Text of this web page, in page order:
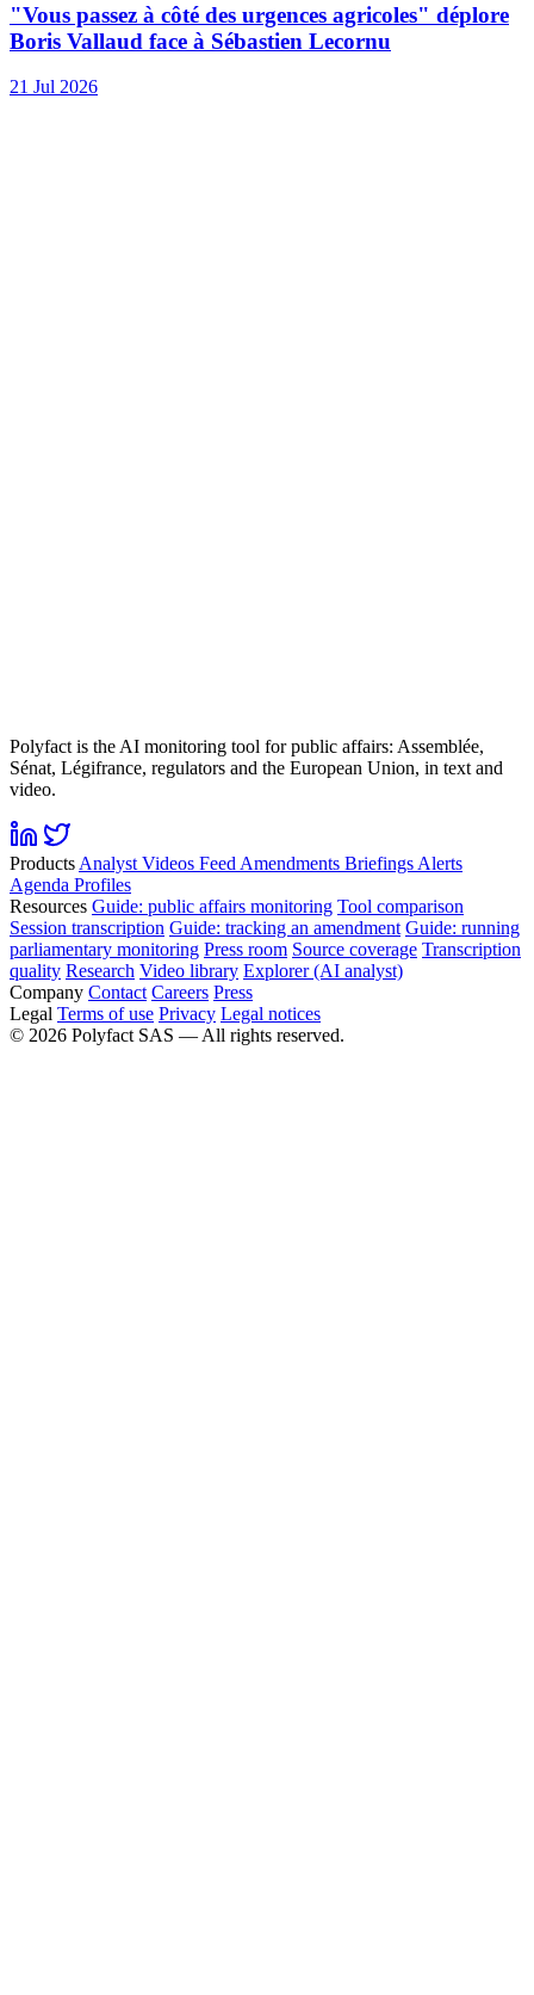
"Vous passez à côté des urgences agricoles" déplore
Boris Vallaud face à Sébastien Lecornu
21 Jul 2026
Polyfact is the AI monitoring tool for public affairs: Assemblée,
Sénat, Légifrance, regulators and the European Union, in text and
video.
Products Analyst Videos Feed Amendments Briefings Alerts
Agenda Profiles
Resources Guide: public affairs monitoring Tool comparison
Session transcription Guide: tracking an amendment Guide: running
parliamentary monitoring Press room Source coverage Transcription
quality Research Video library Explorer (AI analyst)
Company Contact Careers Press
Legal Terms of use Privacy Legal notices
© 2026 Polyfact SAS — All rights reserved.